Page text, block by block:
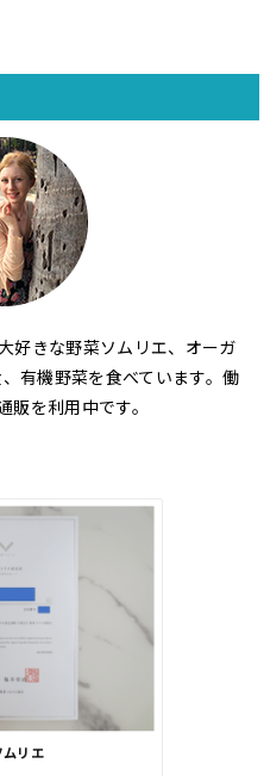
好きな野菜ソムリエ、オーガ
有機野菜を食べています。働
販を利用中です。
ムリエ